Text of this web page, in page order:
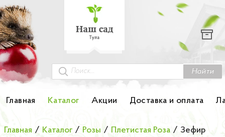
Найти
Главная Каталог Акции Доставка и оплата
Каталог
Гортензии
Грунты
Главная / Каталог / Розы / Плетистая Роза / Зефир